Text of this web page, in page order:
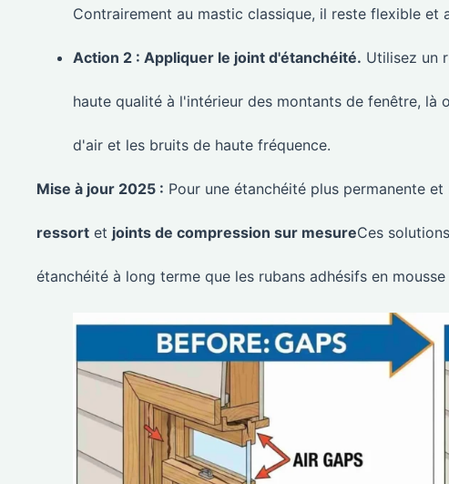
Contrairement au mastic classique, il reste flexible et
Action 2 : Appliquer le joint d'étanchéité. Utilisez un
haute qualité à l'intérieur des montants de fenêtre, là
d'air et les bruits de haute fréquence.
Mise à jour 2025 : Pour une étanchéité plus permanente
ressort et joints de compression sur mesureCes
étanchéité à long terme que les rubans adhésifs en